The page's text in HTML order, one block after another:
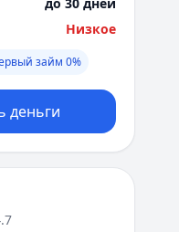
Низкое
займ 0%
деньги